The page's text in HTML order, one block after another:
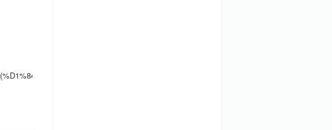
(%D1%84%D0%B8%D0%BB%D1%8C%D0%BC)